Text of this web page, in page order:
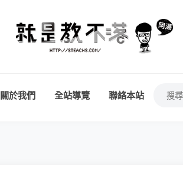
關於我們 全站導覽 聯絡本站